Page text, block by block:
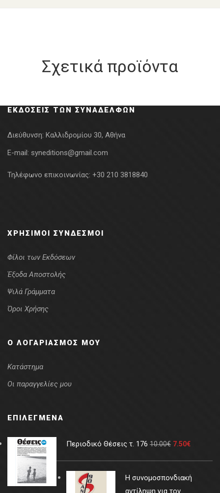
Σχετικά προϊόντα
ΕΚΔΌΣΕΙΣ ΤΩΝ ΣΥΝΑΔΈΛΦΩΝ
Διεύθυνση: Καλλιδρομίου 30, Αθήνα
E-mail: syneditions@gmail.com
Τηλέφωνο επικοινωνίας: +30 210 3818840
ΧΡΉΣΙΜΟΙ ΣΎΝΔΕΣΜΟΙ
Φίλοι των Εκδόσεων
Έξοδα Αποστολής
Ψιλά Γράμματα
Όροι Χρήσης
Ο ΛΟΓΑΡΙΑΣΜΌΣ ΜΟΥ
Κατάστημα
Οι παραγγελίες μου
ΕΠΙΛΕΓΜΈΝΑ
Περιοδικό Θέσεις τ. 176 10.00€ 7.50€
Η συνομοσπονδιακή
αντίληψη για τον